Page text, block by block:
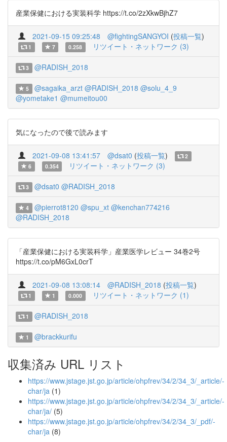
産業保健における実装科学 https://t.co/2zXkwBjhZ7
2021-09-15 09:25:48 @fightingSANGYOI (投稿一覧)
1 7 0.258 リツイート・ネットワーク (3)
3 @RADISH_2018
5 @sagaika_arzt @RADISH_2018 @solu_4_9
@yometake1 @mumeitou00
気になったので後で読みます
2021-09-08 13:41:57 @dsat0 (投稿一覧)
2
6
0.354 リツイート・ネットワーク (3)
3 @dsat0 @RADISH_2018
4 @pierrot8120 @spu_xt @kenchan774216
@RADISH_2018
「産業保健における実装科学」産業医学レビュー 34巻2号
https://t.co/pM6GxL0crT
2021-09-08 13:08:14 @RADISH_2018 (投稿一覧)
1 1 0.000 リツイート・ネットワーク (1)
1 @RADISH_2018
1 @brackkurifu
収集済み URL リスト
https://www.jstage.jst.go.jp/article/ohpfrev/34/2/34_3/_article/-
char/ja (1)
https://www.jstage.jst.go.jp/article/ohpfrev/34/2/34_3/_article/-
char/ja/ (5)
https://www.jstage.jst.go.jp/article/ohpfrev/34/2/34_3/_pdf/-
char/ja (8)